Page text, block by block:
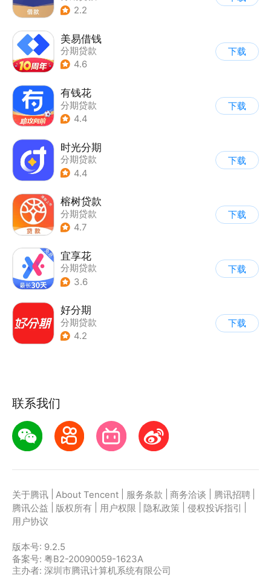
2.2
美易借钱
分期贷款
4.6
下载
有钱花
分期贷款
4.4
下载
时光分期
分期贷款
4.4
下载
榕树贷款
分期贷款
4.7
下载
宜享花
分期贷款
3.6
下载
好分期
分期贷款
4.2
下载
联系我们
关于腾讯 About Tencent 服务条款 商务洽谈 腾讯招聘
腾讯公益
版权所有 用户权限 隐私政策 侵权投诉指引
用户协议
版本号: 9.2.5
备案号: 粤B2-20090059-1623A
主办者: 深圳市腾讯计算机系统有限公司